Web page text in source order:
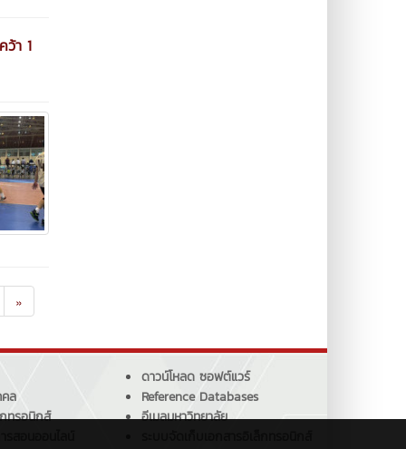
า 1
»
ล
ทรอนิกส์
ดาวน์โหลด ซอฟต์แวร์
Reference Databases
อีเมลมหาวิทยาลัย